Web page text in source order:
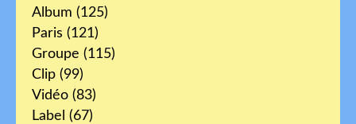
Album (125)
Paris (121)
Groupe (115)
Clip (99)
Vidéo (83)
Label (67)